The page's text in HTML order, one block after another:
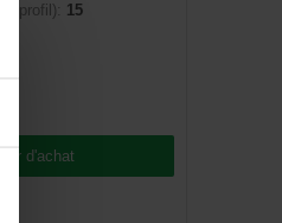
à profil):
15
d'achat